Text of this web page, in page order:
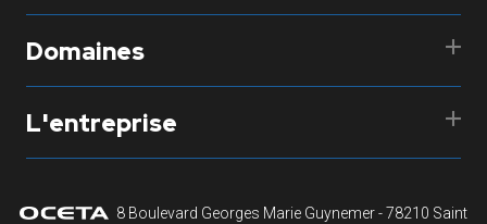
Domaines
L'entreprise
8 Boulevard Georges Marie Guynemer - 78210 Saint